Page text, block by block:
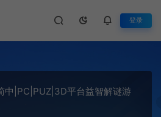
登录
中|PC|PUZ|3D平台益智解谜游